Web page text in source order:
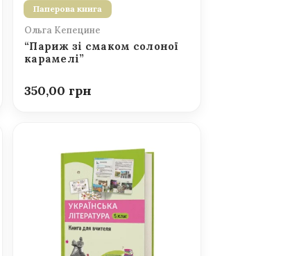
Паперова книга
Ольга Кепецине
“Париж зі смаком солоної
карамелі”
350,00